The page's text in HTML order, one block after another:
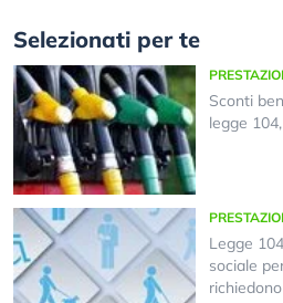
Selezionati per te
Sconti
legge
Legge
sociale
richiedono